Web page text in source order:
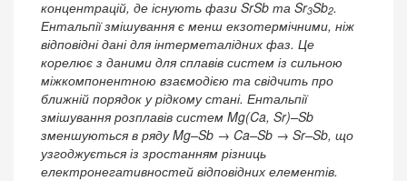
концентрацій, де існують фази SrSb та Sr3Sb2.
Ентальпії змішування є менш екзотермічними, ніж
відповідні дані для інтерметалідних фаз. Це
корелює з даними для сплавів систем із сильною
міжкомпонентною взаємодією та свідчить про
ближній порядок у рідкому стані. Ентальпії
змішування розплавів систем Mg(Ca, Sr)–Sb
зменшуються в ряду Mg–Sb → Ca–Sb → Sr–Sb, що
узгоджується із зростанням різниць
електронегативностей відповідних елементів.